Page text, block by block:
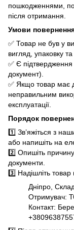
пошкодженнями,
після отримання.
Умови
✅ Товар не був у
вигляд, упаковку
✅ Є
документ).
✅ Якщо товар має
неправильним
експлуатації.
Порядок
1️⃣ Зв’яжіться з
або напишіть на
2️⃣ Опишіть
документи.
3️⃣ Надішліть
Дніпро,
Отримувач:
Контакт: